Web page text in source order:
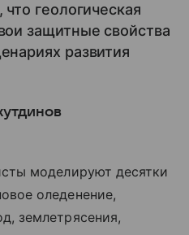
что геологическая
защитные свойства
развития
моделируют десятки
оледенение,
землетрясения,